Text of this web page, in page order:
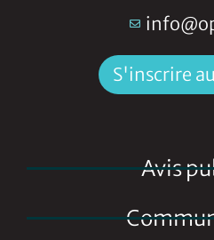
S'inscrire
Avis